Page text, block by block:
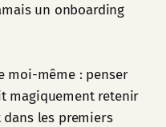
un onboarding
moi-même : penser
magiquement retenir
les premiers